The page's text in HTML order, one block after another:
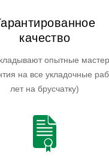
качество
опытные
на все укладочные
лет на брусчатку)